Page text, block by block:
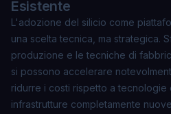
Esistente
L'adozione del silicio come
una scelta tecnica, ma strategica.
produzione e le tecniche di
si possono accelerare
ridurre i costi rispetto a tecnologie
infrastrutture completamente